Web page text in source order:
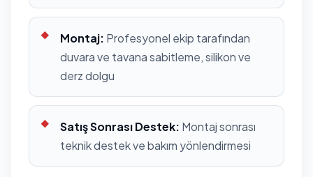
Montaj: Profesyonel ekip tarafından
duvara ve tavana sabitleme, silikon ve
derz dolgu
Satış Sonrası Destek: Montaj sonrası
teknik destek ve bakım yönlendirmesi